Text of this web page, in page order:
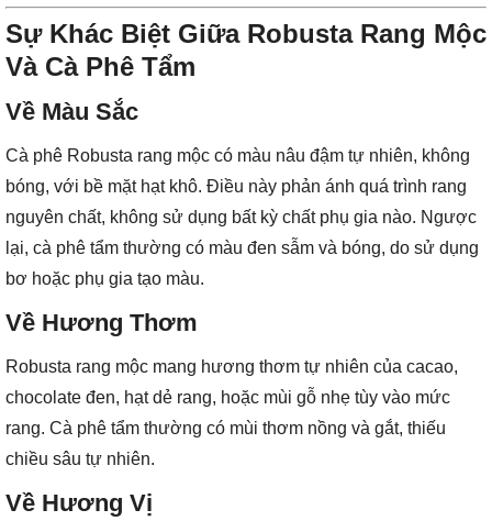
Sự Khác Biệt Giữa Robusta Rang Mộc
Và Cà Phê Tẩm
Về Màu Sắc
Cà phê Robusta rang mộc có màu nâu đậm tự nhiên, không
bóng, với bề mặt hạt khô. Điều này phản ánh quá trình rang
nguyên chất, không sử dụng bất kỳ chất phụ gia nào. Ngược
lại, cà phê tẩm thường có màu đen sẫm và bóng, do sử dụng
bơ hoặc phụ gia tạo màu.
Về Hương Thơm
Robusta rang mộc mang hương thơm tự nhiên của cacao,
chocolate đen, hạt dẻ rang, hoặc mùi gỗ nhẹ tùy vào mức
rang. Cà phê tẩm thường có mùi thơm nồng và gắt, thiếu
chiều sâu tự nhiên.
Về Hương Vị